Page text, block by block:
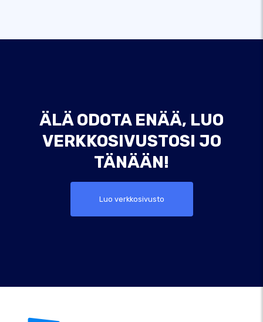
ÄLÄ ODOTA ENÄÄ, LUO
VERKKOSIVUSTOSI JO
TÄNÄÄN!
Luo verkkosivusto